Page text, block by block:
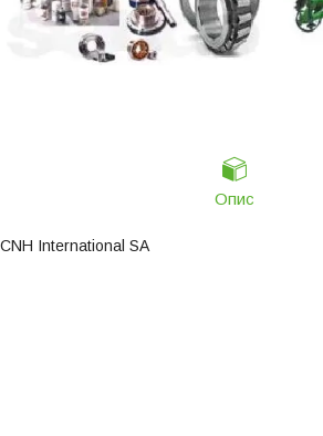
Опис
CNH International SA